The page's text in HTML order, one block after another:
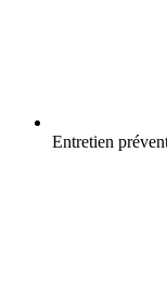
Entretien